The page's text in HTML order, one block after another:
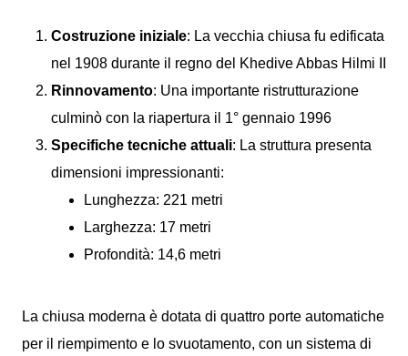
Costruzione iniziale: La vecchia chiusa fu edificata
nel 1908 durante il regno del Khedive Abbas Hilmi II
Rinnovamento: Una importante ristrutturazione
culminò con la riapertura il 1° gennaio 1996
Specifiche tecniche attuali: La struttura presenta
dimensioni impressionanti:
Lunghezza: 221 metri
Larghezza: 17 metri
Profondità: 14,6 metri
La chiusa moderna è dotata di quattro porte automatiche
per il riempimento e lo svuotamento, con un sistema di